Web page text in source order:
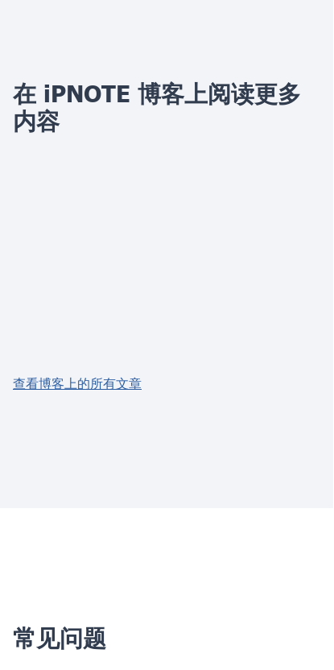
在 iPNOTE 博客上阅读更多
内容
查看博客上的所有文章
常见问题